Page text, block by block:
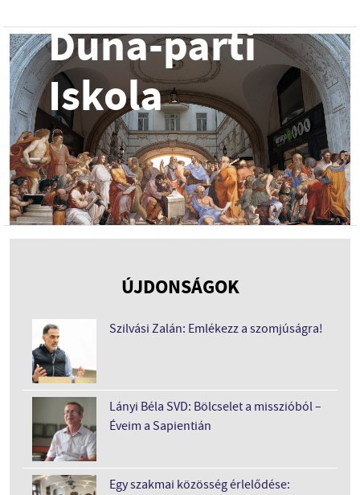
Duna-parti
Iskola
ÚJDONSÁGOK
Szilvási Zalán: Emlékezz a szomjúságra!
Lányi Béla SVD: Bölcselet a misszióból –
Éveim a Sapientián
Egy szakmai közösség érlelődése: